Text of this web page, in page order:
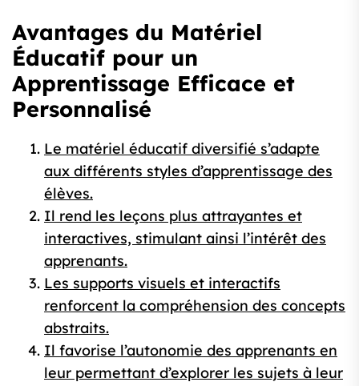
Avantages du Matériel
Éducatif pour un
Apprentissage Efficace et
Personnalisé
Le matériel éducatif diversifié s’adapte
aux différents styles d’apprentissage des
élèves.
Il rend les leçons plus attrayantes et
interactives, stimulant ainsi l’intérêt des
apprenants.
Les supports visuels et interactifs
renforcent la compréhension des concepts
abstraits.
Il favorise l’autonomie des apprenants en
leur permettant d’explorer les sujets à leur